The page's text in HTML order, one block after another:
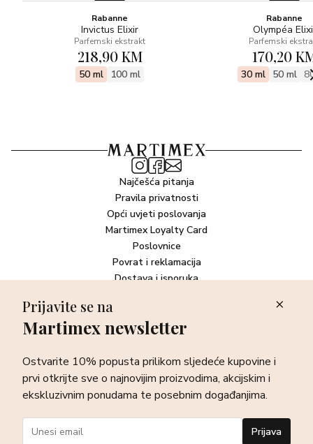
Rabanne
Invictus Elixir
Parfemski ekstrakt
218,90 KM
50 ml 100 ml
Rabanne
Olympéa
Parfemski
170,20
30 ml 50 ml
Najčešća pitanja
Pravila privatnosti
Opći uvjeti poslovanja
Martimex Loyalty Card
Poslovnice
Povrat i reklamacija
Dostava i isporuka
Newsletter
sve o najnovijim proizvodima, akcijskim i ekskluzivnim
ponudama te posebnim događanjima.
Prijava
Prijavite se na
Martimex newsletter
Ostvarite 10% popusta prilikom sljedeće kupovine i
prvi otkrijte sve o najnovijim proizvodima, akcijskim i
ekskluzivnim ponudama te posebnim događanjima.
Prijava